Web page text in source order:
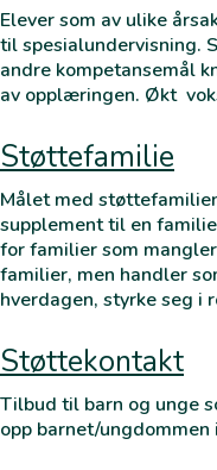
Elever som av ulike
til spesialundervisning.
andre kompetansemål
av opplæringen. Økt
Støttefamilie
Målet med
supplement til en
for familier som
familier, men handler
hverdagen, styrke seg i
Støttekontakt
Tilbud til barn og unge
opp barnet/